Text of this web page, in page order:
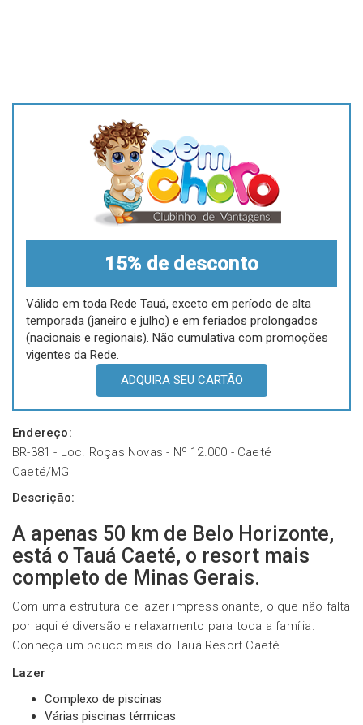
15% de desconto
Válido em toda Rede Tauá, exceto em período de alta
temporada (janeiro e julho) e em feriados prolongados
(nacionais e regionais). Não cumulativa com promoções
vigentes da Rede.
ADQUIRA SEU CARTÃO
Endereço:
BR-381 - Loc. Roças Novas - Nº 12.000 - Caeté
Caeté/MG
Descrição:
A apenas 50 km de Belo Horizonte,
está o Tauá Caeté, o resort mais
completo de Minas Gerais.
Com uma estrutura de lazer impressionante, o que não falta
por aqui é diversão e relaxamento para toda a família.
Conheça um pouco mais do Tauá Resort Caeté.
Lazer
Complexo de piscinas
Várias piscinas térmicas